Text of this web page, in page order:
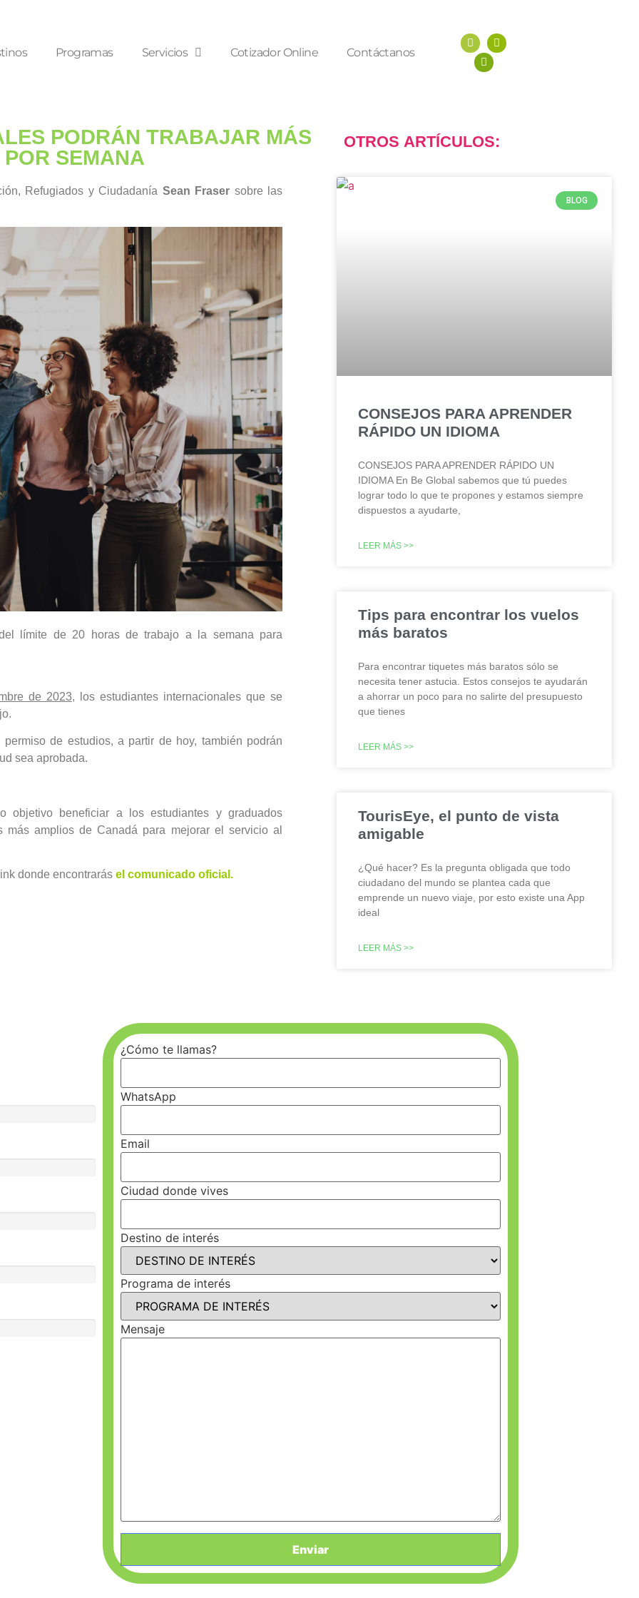
Programas Servicios Cotizador Online Contáctanos
PODRÁN TRABAJAR MÁS
SEMANA
Refugiados y Ciudadanía Sean Fraser sobre las
límite de 20 horas de trabajo a la semana para
de 2023, los estudiantes internacionales que se
de estudios, a partir de hoy, también podrán
sea aprobada.
beneficiar a los estudiantes y graduados
amplios de Canadá para mejorar el servicio al
donde encontrarás el comunicado oficial .
OTROS ARTÍCULOS:
BLOG
CONSEJOS PARA APRENDER
RÁPIDO UN IDIOMA
CONSEJOS PARA APRENDER RÁPIDO UN
IDIOMA En Be Global sabemos que tú puedes
lograr todo lo que te propones y estamos siempre
dispuestos a ayudarte,
LEER MÁS >>
Tips para encontrar los vuelos
más baratos
Para encontrar tiquetes más baratos sólo se
necesita tener astucia. Estos consejos te ayudarán
a ahorrar un poco para no salirte del presupuesto
que tienes
LEER MÁS >>
TourisEye, el punto de vista
amigable
¿Qué hacer? Es la pregunta obligada que todo
ciudadano del mundo se plantea cada que
emprende un nuevo viaje, por esto existe una App
ideal
LEER MÁS >>
¿Cómo te llamas?
WhatsApp
Email
Ciudad donde vives
Destino de interés
Programa de interés
Mensaje